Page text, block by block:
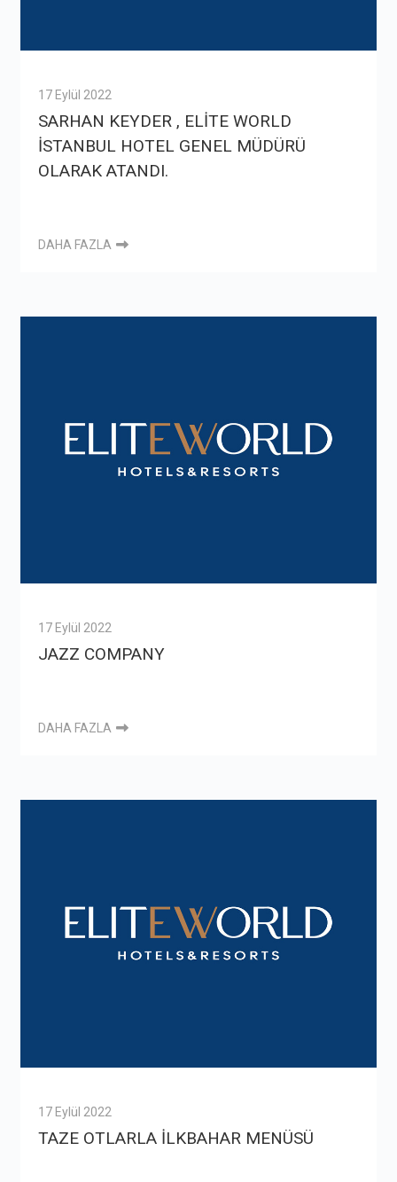
17 Eylül 2022
SARHAN KEYDER , ELİTE WORLD
İSTANBUL HOTEL GENEL MÜDÜRÜ
OLARAK ATANDI.
DAHA FAZLA
17 Eylül 2022
JAZZ COMPANY
DAHA FAZLA
17 Eylül 2022
TAZE OTLARLA İLKBAHAR MENÜSÜ